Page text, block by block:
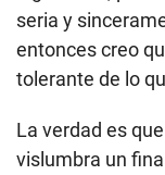
seria y
entonces creo
tolerante de lo
La verdad es
vislumbra un